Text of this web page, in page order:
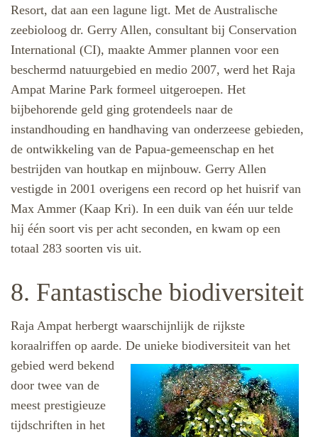
Resort, dat aan een lagune ligt. Met de Australische
zeebioloog dr. Gerry Allen, consultant bij Conservation
International (CI), maakte Ammer plannen voor een
beschermd natuurgebied en medio 2007, werd het Raja
Ampat Marine Park formeel uitgeroepen. Het
bijbehorende geld ging grotendeels naar de
instandhouding en handhaving van onderzeese gebieden,
de ontwikkeling van de Papua-gemeenschap en het
bestrijden van houtkap en mijnbouw. Gerry Allen
vestigde in 2001 overigens een record op het huisrif van
Max Ammer (Kaap Kri). In een duik van één uur telde
hij één soort vis per acht seconden, en kwam op een
totaal 283 soorten vis uit.
8. Fantastische biodiversiteit
Raja Ampat herbergt waarschijnlijk de rijkste
koraalriffen op aarde. De unieke biodiversiteit van het
gebied werd bekend
door twee van de
meest prestigieuze
tijdschriften in het